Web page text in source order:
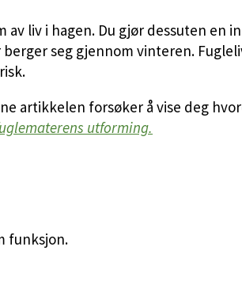
liv i hagen. Du gjør dessuten
seg gjennom vinteren.
artikkelen forsøker å vise deg
utforming.
funksjon.